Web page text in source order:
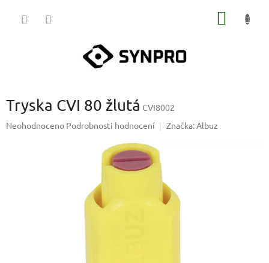
Tryska CVI 80 žlutá CVI8002
Průměrné
Neohodnoceno Podrobnosti hodnocení Značka:Albuz